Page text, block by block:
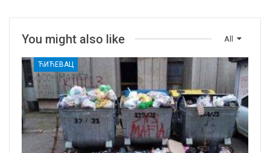
All
You might also like
ЋИЋЕВАЦ